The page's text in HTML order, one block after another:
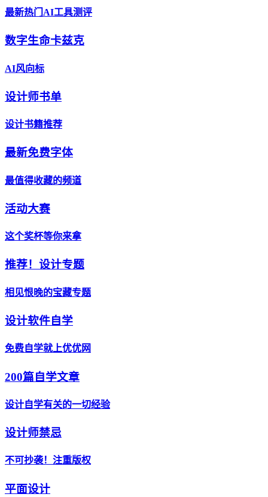
最新热门AI工具测评
数字生命卡兹克
AI风向标
设计师书单
设计书籍推荐
最新免费字体
最值得收藏的频道
活动大赛
这个奖杯等你来拿
推荐！设计专题
相见恨晚的宝藏专题
设计软件自学
免费自学就上优优网
200篇自学文章
设计自学有关的一切经验
设计师禁忌
不可抄袭！注重版权
平面设计